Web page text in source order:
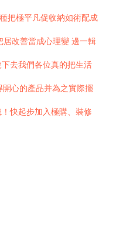
把極平凡促收納如術配成
居改善當成心理變 邊一輯
去我們各位真的把生活
開心的產品并為之實際擺
快起步加入極購、裝修